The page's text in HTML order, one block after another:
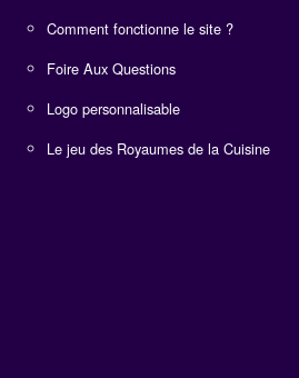
Comment fonctionne le site ?
Foire Aux Questions
Logo personnalisable
Le jeu des Royaumes de la Cuisine